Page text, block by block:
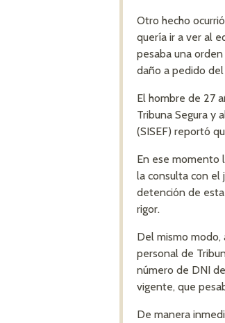
Otro hecho
quería ir a ver al
pesaba una
daño a pedido del
El hombre de 27
Tribuna Segura y
(SISEF) reportó
En ese momento
la consulta con el
detención de esta
rigor.
Del mismo modo,
personal de
número de DNI
vigente, que
De manera